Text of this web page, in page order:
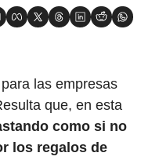
las empresas
que, en esta
como si no
los regalos de